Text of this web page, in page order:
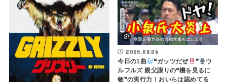
2025.08.06
今日の1曲 ❝ガッツだぜ ❞
ウ
ルフルズ 親父譲りの❝機を見るに
敏❞の実行力！おいらは認めてる